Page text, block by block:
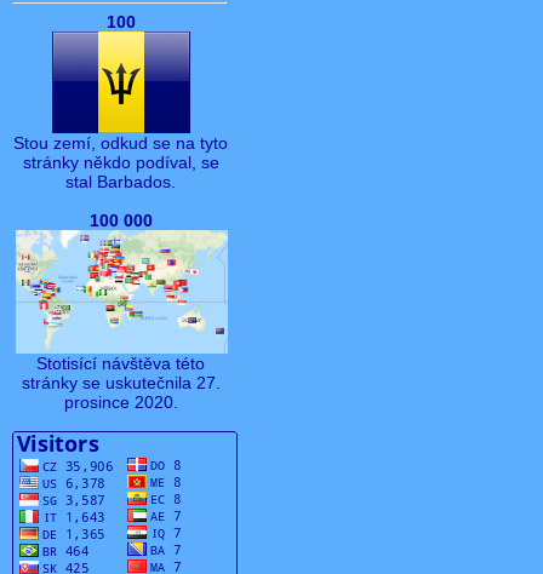
100
Stou zemí, odkud se na tyto
stránky někdo podíval, se
stal Barbados.
100 000
Stotisící návštěva této
stránky se uskutečnila 27.
prosince 2020.